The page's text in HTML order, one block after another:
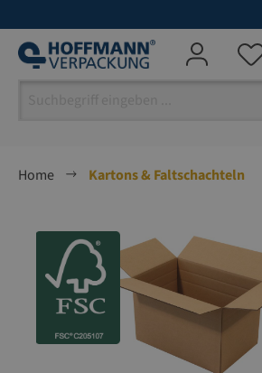
Home
Kartons & Faltschachteln